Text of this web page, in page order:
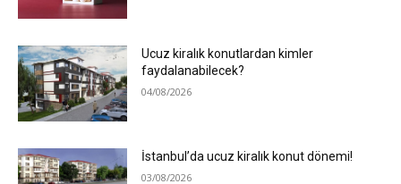
Ucuz kiralık konutlardan kimler
faydalanabilecek?
04/08/2026
İstanbul’da ucuz kiralık konut dönemi!
03/08/2026